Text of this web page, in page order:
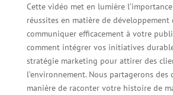
Cette vidéo met en lumière
réussites en matière de
communiquer efficacement à votre
comment intégrer vos initiatives
stratégie marketing pour attirer des
l’environnement. Nous partagerons des
manière de raconter votre histoire de